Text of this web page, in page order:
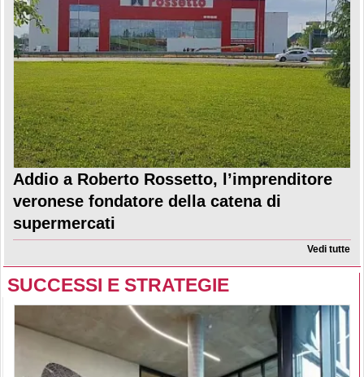
Addio a Roberto Rossetto, l’imprenditore
veronese fondatore della catena di
supermercati
Vedi tutte
SUCCESSI E STRATEGIE